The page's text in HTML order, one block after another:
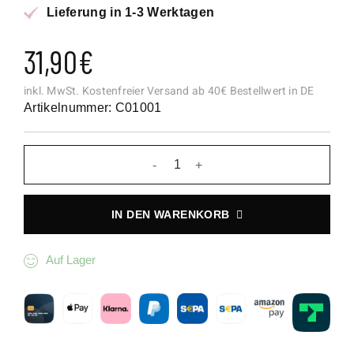
Lieferung in 1-3 Werktagen
Artikelnummer: C01001
31,90€
inkl. MwSt. Kostenfreier Versand ab 40€ Bestellwert in DE
IN DEN WARENKORB
Auf Lager